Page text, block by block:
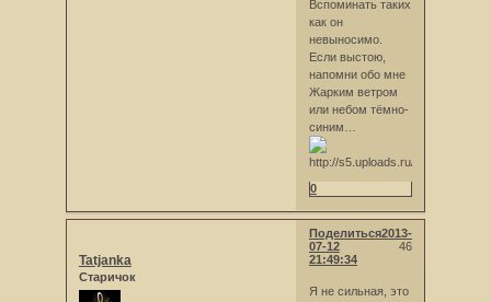
Вспоминать таких
как он
невыносимо.
Если выстою,
напомни обо мне
Жарким ветром
или небом тёмно-
синим…
0
Поделиться
46
2013-
07-12
21:49:34
Tatjanka
Старичок
Я не сильная, это